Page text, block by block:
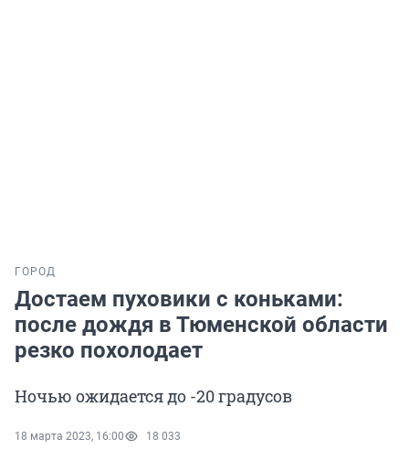
ГОРОД
Достаем пуховики с коньками:
после дождя в Тюменской области
резко похолодает
Ночью ожидается до -20 градусов
18 марта 2023, 16:00 18 033